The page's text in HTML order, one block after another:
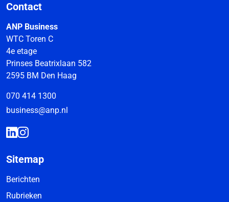
Contact
ANP Business
WTC Toren C
4e etage
Prinses Beatrixlaan 582
2595 BM Den Haag
070 414 1300
business@anp.nl
Sitemap
Berichten
Rubrieken